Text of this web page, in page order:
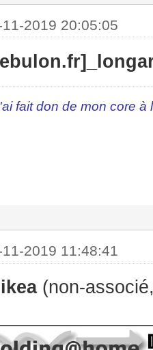
11-2019 20:05:05
fait don de mon core à
11-2019 11:48:41
(non-